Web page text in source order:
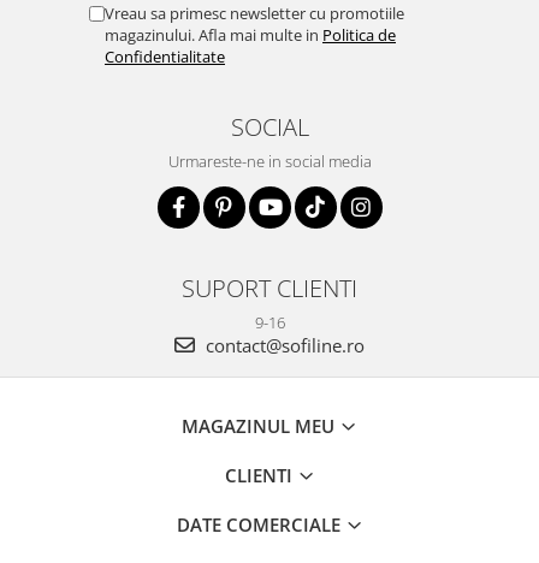
Vreau sa primesc newsletter cu promotiile
magazinului. Afla mai multe in Politica de
Confidentialitate
SOCIAL
Urmareste-ne in social media
SUPORT CLIENTI
9-16
contact@sofiline.ro
MAGAZINUL MEU
CLIENTI
DATE COMERCIALE